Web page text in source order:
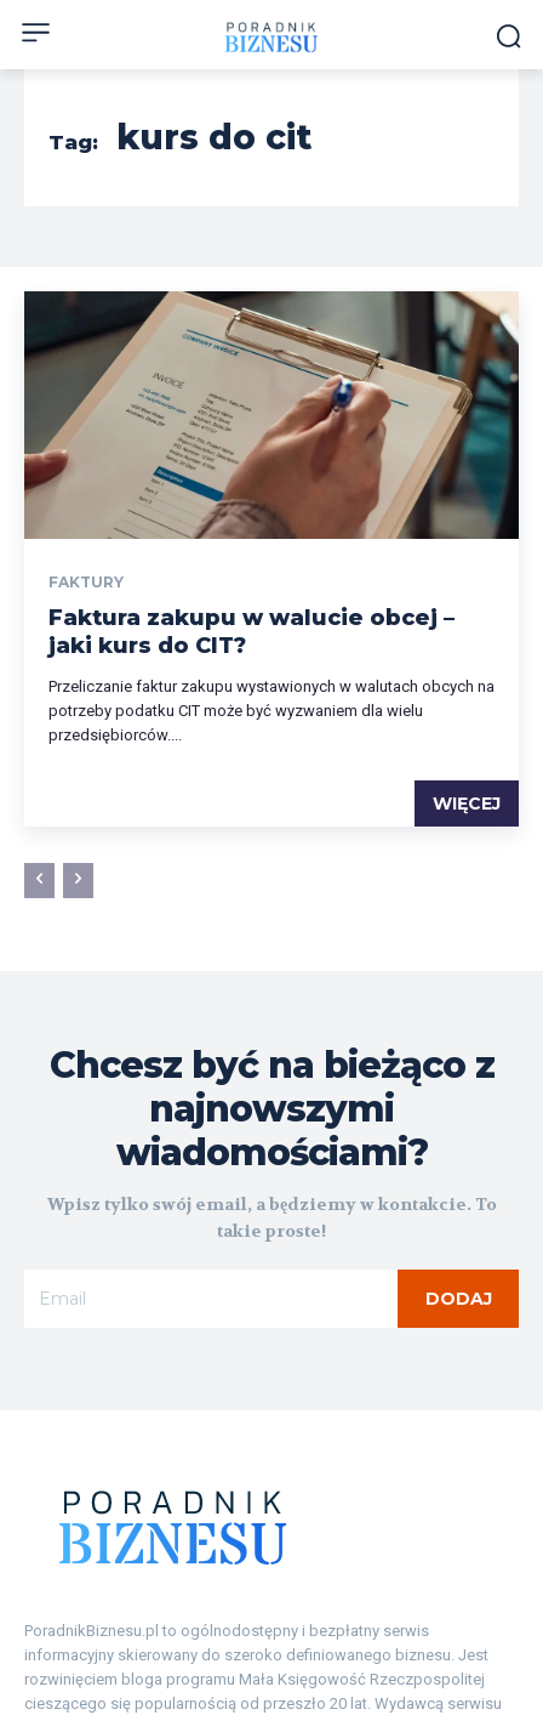
Tag: kurs do cit
FAKTURY
Faktura zakupu w walucie obcej –
jaki kurs do CIT?
Przeliczanie faktur zakupu wystawionych w walutach obcych na
potrzeby podatku CIT może być wyzwaniem dla wielu
przedsiębiorców....
WIĘCEJ
Chcesz być na bieżąco z
najnowszymi
wiadomościami?
Wpisz tylko swój email, a będziemy w kontakcie. To
takie proste!
DODAJ
PoradnikBiznesu.pl to ogólnodostępny i bezpłatny serwis
informacyjny skierowany do szeroko definiowanego biznesu. Jest
rozwinięciem bloga programu Mała Księgowość Rzeczpospolitej
cieszącego się popularnością od przeszło 20 lat. Wydawcą serwisu